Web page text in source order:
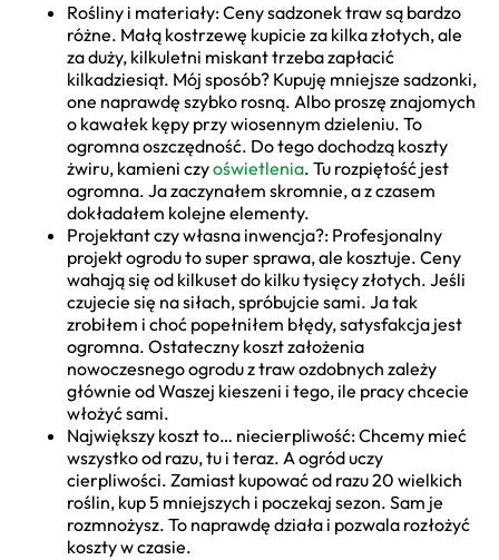
Rośliny i materiały: Ceny sadzonek traw są bardzo
różne. Małą kostrzewę kupicie za kilka złotych, ale
za duży, kilkuletni miskant trzeba zapłacić
kilkadziesiąt. Mój sposób? Kupuję mniejsze sadzonki,
one naprawdę szybko rosną. Albo proszę znajomych
o kawałek kępy przy wiosennym dzieleniu. To
ogromna oszczędność. Do tego dochodzą koszty
żwiru, kamieni czyoświetlenia. Tu rozpiętość jest
ogromna. Ja zaczynałem skromnie, a z czasem
dokładałem kolejne elementy.
Projektant czy własna inwencja?: Profesjonalny
projekt ogrodu to super sprawa, ale kosztuje. Ceny
wahają się od kilkuset do kilku tysięcy złotych. Jeśli
czujecie się na siłach, spróbujcie sami. Ja tak
zrobiłem i choć popełniłem błędy, satysfakcja jest
ogromna. Ostateczny koszt założenia
nowoczesnego ogrodu z traw ozdobnych zależy
głównie od Waszej kieszeni i tego, ile pracy chcecie
włożyć sami.
Największy koszt to… niecierpliwość: Chcemy mieć
wszystko od razu, tu i teraz. A ogród uczy
cierpliwości. Zamiast kupować od razu 20 wielkich
roślin, kup 5 mniejszych i poczekaj sezon. Sam je
rozmnożysz. To naprawdę działa i pozwala rozłożyć
koszty w czasie.